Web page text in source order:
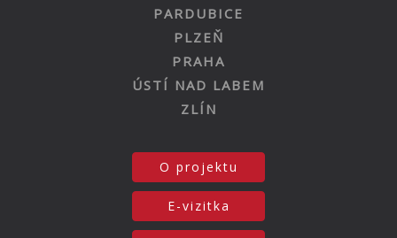
PARDUBICE
PLZEŇ
PRAHA
ÚSTÍ NAD LABEM
ZLÍN
O projektu
E-vizitka